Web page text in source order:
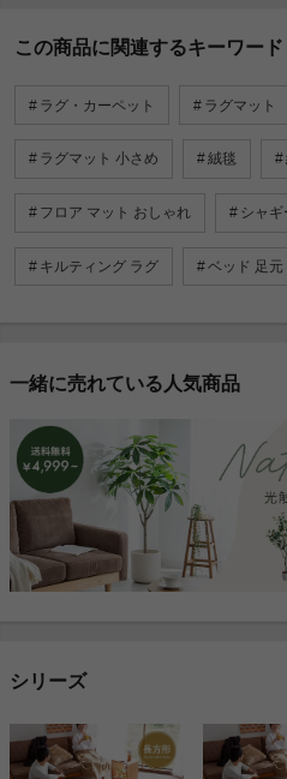
この商品に関連するキーワード
ラグ・カーペット ラグマット
ラグマット 小さめ 絨毯
フロア マット おしゃれ シャ
キルティング ラグ ベッド 足元
一緒に売れている人気商品
シリーズ